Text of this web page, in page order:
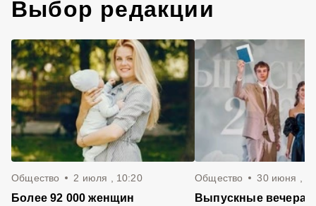
Выбор редакции
Общество 2 июля , 10:20
Более 92 000 женщин
Общество 30 июня ,
Выпускные вечера